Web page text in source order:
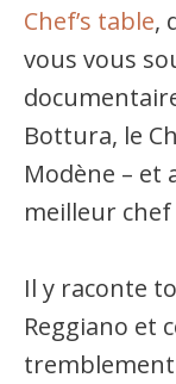
Chef’s table,
vous vous
Bottura, le
Modène – et
meilleur
Il y raconte
Reggiano et
tremblement